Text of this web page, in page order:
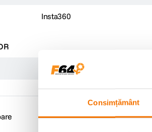
Consimțământ
Insta360
CINSAAVH